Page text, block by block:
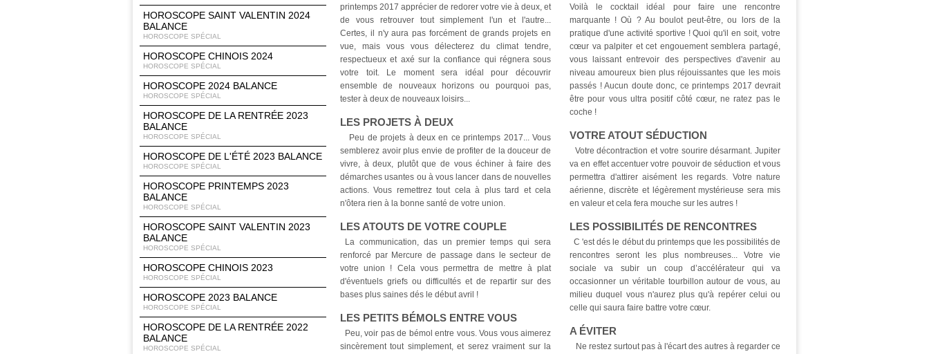
HOROSCOPE SAINT VALENTIN 2024
BALANCE
HOROSCOPE SPÉCIAL
HOROSCOPE CHINOIS 2024
HOROSCOPE SPÉCIAL
HOROSCOPE 2024 BALANCE
HOROSCOPE SPÉCIAL
HOROSCOPE DE LA RENTRÉE 2023
BALANCE
HOROSCOPE SPÉCIAL
HOROSCOPE DE L'ÉTÉ 2023 BALANCE
HOROSCOPE SPÉCIAL
HOROSCOPE PRINTEMPS 2023
BALANCE
HOROSCOPE SPÉCIAL
HOROSCOPE SAINT VALENTIN 2023
BALANCE
HOROSCOPE SPÉCIAL
HOROSCOPE CHINOIS 2023
HOROSCOPE SPÉCIAL
HOROSCOPE 2023 BALANCE
HOROSCOPE SPÉCIAL
HOROSCOPE DE LA RENTRÉE 2022
BALANCE
HOROSCOPE SPÉCIAL
printemps 2017 apprécier de redorer votre vie à deux, et
de vous retrouver tout simplement l'un et l'autre...
Certes, il n'y aura pas forcément de grands projets en
vue, mais vous vous délecterez du climat tendre,
respectueux et axé sur la confiance qui régnera sous
votre toit. Le moment sera idéal pour découvrir
ensemble de nouveaux horizons ou pourquoi pas,
tester à deux de nouveaux loisirs...
LES PROJETS À DEUX
Peu de projets à deux en ce printemps 2017... Vous
semblerez avoir plus envie de profiter de la douceur de
vivre, à deux, plutôt que de vous échiner à faire des
démarches usantes ou à vous lancer dans de nouvelles
actions. Vous remettrez tout cela à plus tard et cela
n'ôtera rien à la bonne santé de votre union.
LES ATOUTS DE VOTRE COUPLE
La communication, das un premier temps qui sera
renforcé par Mercure de passage dans le secteur de
votre union ! Cela vous permettra de mettre à plat
d'éventuels griefs ou difficultés et de repartir sur des
bases plus saines dés le début avril !
LES PETITS BÉMOLS ENTRE VOUS
Peu, voir pas de bémol entre vous. Vous vous aimerez
sincèrement tout simplement, et serez vraiment sur la
Voilà le cocktail idéal pour faire une rencontre
marquante ! Où ? Au boulot peut-être, ou lors de la
pratique d'une activité sportive ! Quoi qu'il en soit, votre
cœur va palpiter et cet engouement semblera partagé,
vous laissant entrevoir des perspectives d'avenir au
niveau amoureux bien plus réjouissantes que les mois
passés ! Aucun doute donc, ce printemps 2017 devrait
être pour vous ultra positif côté cœur, ne ratez pas le
coche !
VOTRE ATOUT SÉDUCTION
Votre décontraction et votre sourire désarmant. Jupiter
va en effet accentuer votre pouvoir de séduction et vous
permettra d'attirer aisément les regards. Votre nature
aérienne, discrète et légèrement mystérieuse sera mis
en valeur et cela fera mouche sur les autres !
LES POSSIBILITÉS DE RENCONTRES
C 'est dés le début du printemps que les possibilités de
rencontres seront les plus nombreuses... Votre vie
sociale va subir un coup d’accélérateur qui va
occasionner un véritable tourbillon autour de vous, au
milieu duquel vous n'aurez plus qu'à repérer celui ou
celle qui saura faire battre votre cœur.
A ÉVITER
Ne restez surtout pas à l'écart des autres à regarder ce